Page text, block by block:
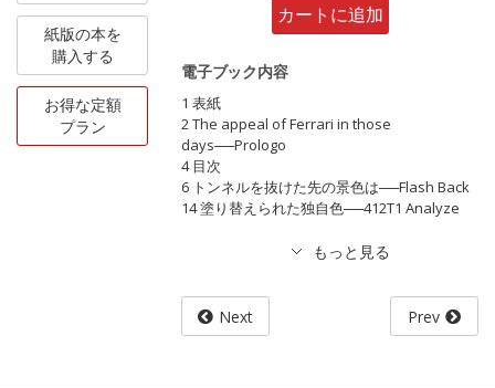
紙版の本を
購入する
お得な定額
プラン
カートに追加
電子ブック内容
1 表紙
2 The appeal of Ferrari in those
days──Prologo
4 目次
6 トンネルを抜けた先の景色は──Flash Back
14 塗り替えられた独自色──412T1 Analyze
Next Prev